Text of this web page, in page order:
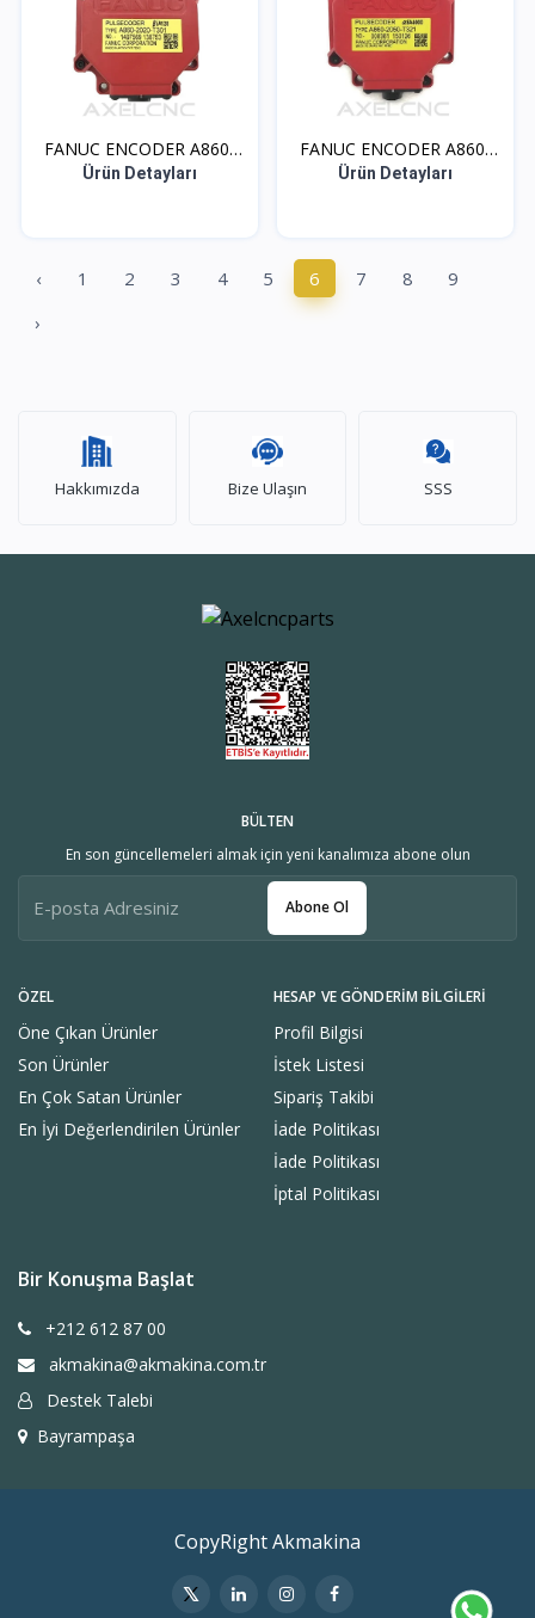
FANUC ENCODER A860-
202...
Ürün Detayları
FANUC ENCODER A860-
205...
Ürün Detayları
‹ 1 2 3 4 5 6 7 8
9
›
Hakkımızda Bize Ulaşın SSS
ÖZEL
Öne Çıkan Ürünler
Son Ürünler
En Çok Satan Ürünler
En İyi Değerlendirilen Ürünler
HESAP VE GÖNDERIM BILGILERI
Profil Bilgisi
İstek Listesi
Sipariş Takibi
İade Politikası
İade Politikası
İptal Politikası
BÜLTEN
En son güncellemeleri almak için yeni kanalımıza abone olun
Abone Ol
Bir Konuşma Başlat
+212 612 87 00
akmakina@akmakina.com.tr
Destek Talebi
Bayrampaşa
CopyRight Akmakina